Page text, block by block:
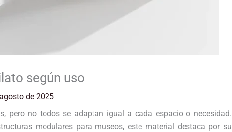
según uso
de 2025
pero no todos se adaptan igual a cada espacio o necesidad.
modulares para museos, este material destaca por su